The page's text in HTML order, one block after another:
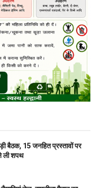
बैठक, 15 जनहित प्रस्तावों पर
ली शपथ